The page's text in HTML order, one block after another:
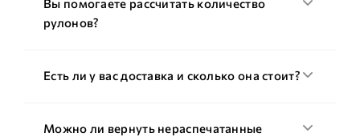
Вы помогаете рассчитать количество
рулонов?
Есть ли у вас доставка и сколько она стоит?
Можно ли вернуть нераспечатанные